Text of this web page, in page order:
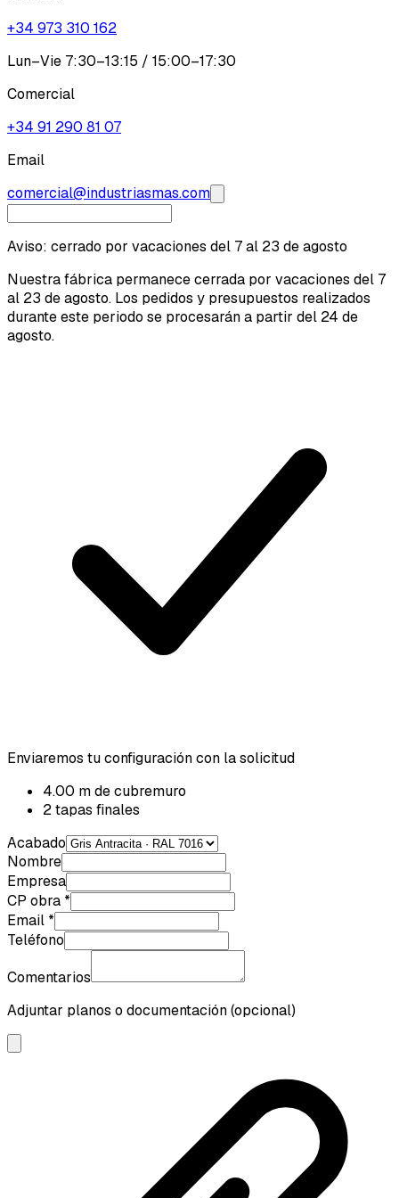
+34 973 310 162
Lun–Vie 7:30–13:15 / 15:00–17:30
Comercial
+34 91 290 81 07
Email
comercial@industriasmas.com
Aviso: cerrado por vacaciones del 7 al 23 de agosto
Nuestra fábrica permanece cerrada por vacaciones del 7
al 23 de agosto. Los pedidos y presupuestos realizados
durante este periodo se procesarán a partir del 24 de
agosto.
Enviaremos tu configuración con la solicitud
4.00 mde cubremuro
2tapas finales
Acabado
Nombre
Empresa
CP obra *
Email *
Teléfono
Comentarios
Adjuntar planos o documentación (opcional)